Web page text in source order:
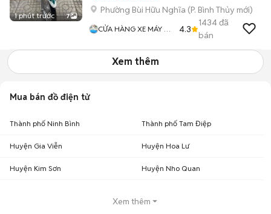
1 phút trước 7
Phường Bùi Hữu Nghĩa (P. Bình Thủy mới)
CỬA HÀNG XE MÁY VŨ
4.3
1434đã
bán
Xem thêm
Mua bán đồ điện tử
Thành phố Ninh Bình Thành phố Tam Điệp
Huyện Gia Viễn Huyện Hoa Lư
Huyện Kim Sơn Huyện Nho Quan
Xem thêm